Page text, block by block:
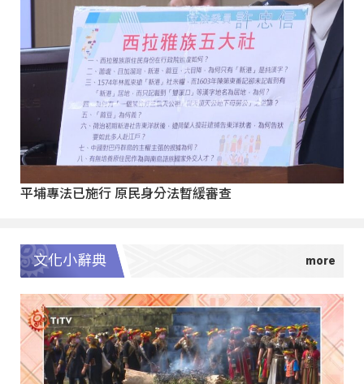
平埔專法已施行 原民身分法暫緩審查
文化小辭典